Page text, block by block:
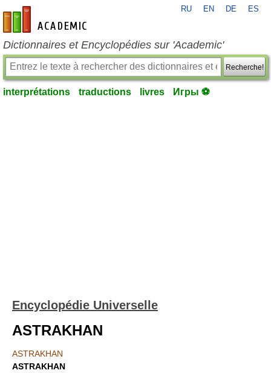
fr-academic.com
RU EN DE ES
Dictionnaires et Encyclopédies sur 'Academic'
Recherche!
interprétations traductions livres Игры ⚽
Encyclopédie Universelle
ASTRAKHAN
ASTRAKHAN
ASTRAKHAN